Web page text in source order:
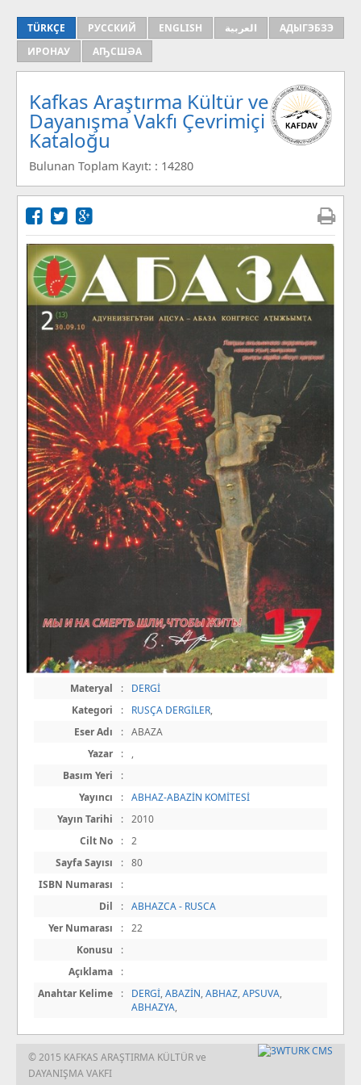
TÜRKÇE РУССКИЙ ENGLISH العربية
АДЫГЭБЗЭ
ИРОНАУ
АҦСШӘА
Kafkas Araştırma Kültür ve
Dayanışma Vakfı Çevrimiçi
Kataloğu
Bulunan Toplam Kayıt: : 14280
Materyal :
DERGİ
Kategori
: RUSÇA DERGİLER,
Eser Adı
: ABAZA
Yazar
:
,
Basım Yeri
:
Yayıncı
: ABHAZ-ABAZİN KOMİTESİ
Yayın Tarihi
: 2010
Cilt No
: 2
Sayfa Sayısı
: 80
ISBN Numarası
:
Dil
: ABHAZCA - RUSCA
Yer Numarası
: 22
Konusu
:
Açıklama
:
Anahtar Kelime
: DERGİ,ABAZİN,ABHAZ,APSUVA,
ABHAZYA,
© 2015 KAFKAS ARAŞTIRMA KÜLTÜR ve
DAYANIŞMA VAKFI